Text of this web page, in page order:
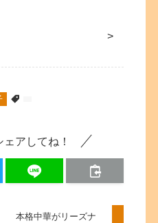
>
アしてね！
本格中華がリーズナ